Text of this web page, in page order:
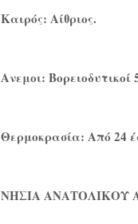
Καιρός: Αίθριος.
Ανεμοι:
Θερμοκρασία: Από 24
ΝΗΣΙΑ ΑΝΑΤΟΛΙΚΟΥ